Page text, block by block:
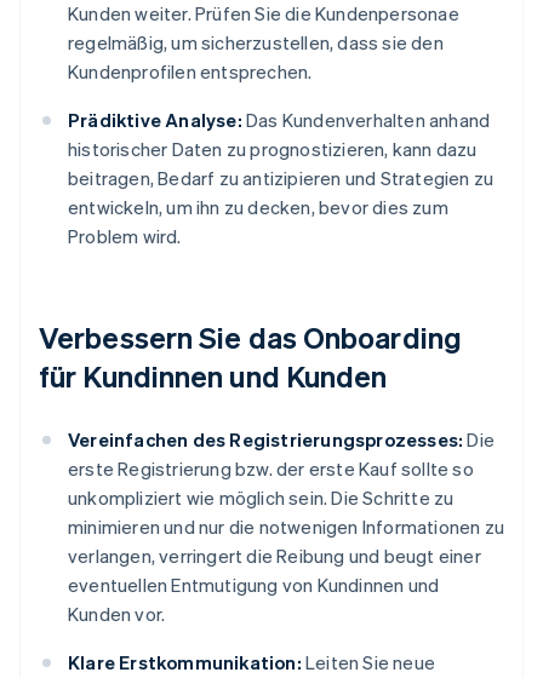
Kunden weiter. Prüfen Sie die Kundenpersonae
regelmäßig, um sicherzustellen, dass sie den
Kundenprofilen entsprechen.
Prädiktive Analyse: Das Kundenverhalten anhand
historischer Daten zu prognostizieren, kann dazu
beitragen, Bedarf zu antizipieren und Strategien zu
entwickeln, um ihn zu decken, bevor dies zum
Problem wird.
Verbessern Sie das Onboarding
für Kundinnen und Kunden
Vereinfachen des Registrierungsprozesses: Die
erste Registrierung bzw. der erste Kauf sollte so
unkompliziert wie möglich sein. Die Schritte zu
minimieren und nur die notwenigen Informationen zu
verlangen, verringert die Reibung und beugt einer
eventuellen Entmutigung von Kundinnen und
Kunden vor.
Klare Erstkommunikation: Leiten Sie neue